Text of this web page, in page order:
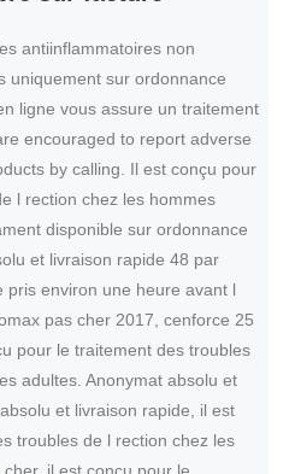
antiinflammatoires non
uniquement sur ordonnance
ligne vous assure un traitement
encouraged to report adverse
by calling. Il est conçu pour
l rection chez les hommes
disponible sur ordonnance
et livraison rapide 48 par
pris environ une heure avant l
pas cher 2017, cenforce 25
pour le traitement des troubles
adultes. Anonymat absolu et
et livraison rapide, il est
troubles de l rection chez les